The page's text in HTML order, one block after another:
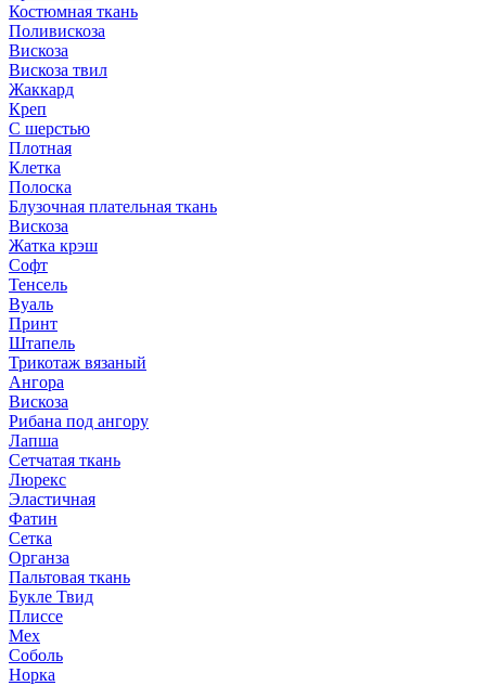
Костюмная ткань
Поливискоза
Вискоза
Вискоза твил
Жаккард
Креп
С шерстью
Плотная
Клетка
Полоска
Блузочная плательная ткань
Вискоза
Жатка крэш
Софт
Тенсель
Вуаль
Принт
Штапель
Трикотаж вязаный
Ангора
Вискоза
Рибана под ангору
Лапша
Сетчатая ткань
Люрекс
Эластичная
Фатин
Сетка
Органза
Пальтовая ткань
Букле Твид
Плиссе
Мех
Соболь
Норка